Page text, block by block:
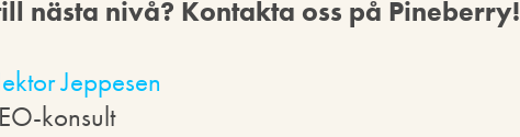
nästa nivå? Kontakta oss på Pineberry!
Jeppesen
konsult